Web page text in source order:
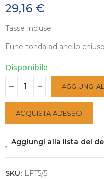
29,16 €
Tasse incluse
Fune tonda ad anello
Disponibile
AGGIUNGI
ACQUISTA ADESSO
Aggiungi alla lista dei
SKU: LFT5/5